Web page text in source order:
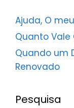
Ajuda, O
Quanto Vale
Quando um
Renovado
Pesquisa